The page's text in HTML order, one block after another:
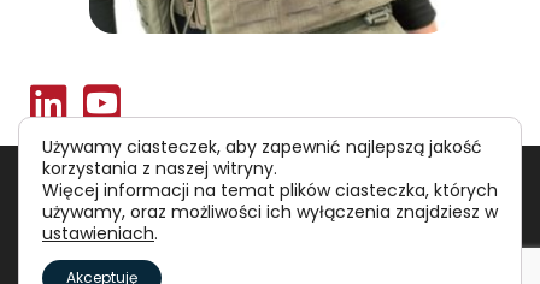
Polityka prywatności
©Polska Agencja Inwestycji i Handlu S.A.
Używamy ciasteczek, aby zapewnić najlepszą jakość
korzystania z naszej witryny.
Więcej informacji na temat plików ciasteczka, których
używamy, oraz możliwości ich wyłączenia znajdziesz w
ustawieniach.
Akceptuję